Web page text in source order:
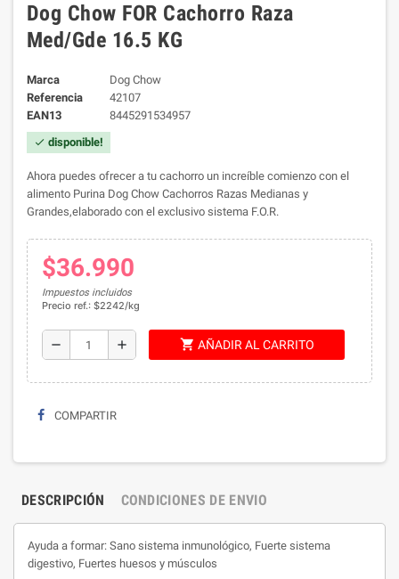
Dog Chow FOR Cachorro Raza
Med/Gde 16.5 KG
Marca
Dog Chow
Referencia
42107
EAN13
8445291534957
check disponible!
Ahora puedes ofrecer a tu cachorro un increíble comienzo con el
alimento Purina Dog Chow Cachorros Razas Medianas y
Grandes,elaborado con el exclusivo sistema F.O.R.
$36.990
Impuestos incluidos
Precio ref.: $2242/kg
remove add shopping_cart AÑADIR AL CARRITO
COMPARTIR
DESCRIPCIÓN CONDICIONES DE ENVIO
Ayuda a formar: Sano sistema inmunológico, Fuerte sistema
digestivo, Fuertes huesos y músculos